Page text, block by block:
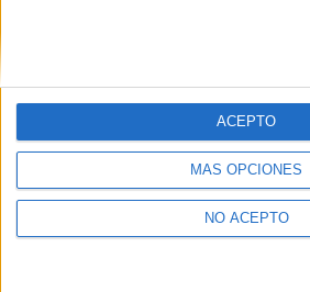
MÁS OPCIONES
NO ACEPTO
ACEPTO